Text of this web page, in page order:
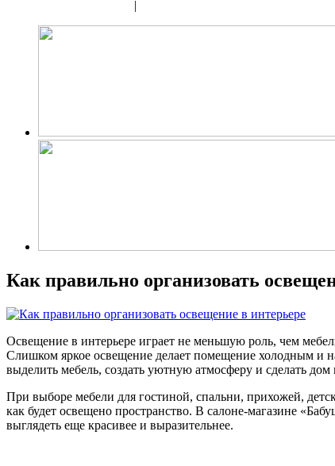
|
Как правильно организовать
Освещение в интерьере играет не меньшую роль, чем
Слишком яркое освещение делает помещение холодным и
выделить мебель, создать уютную атмосферу и сделать
При выборе мебели для гостиной, спальни, прихожей,
как будет освещено пространство. В салоне-магазине
выглядеть еще красивее и выразительнее.